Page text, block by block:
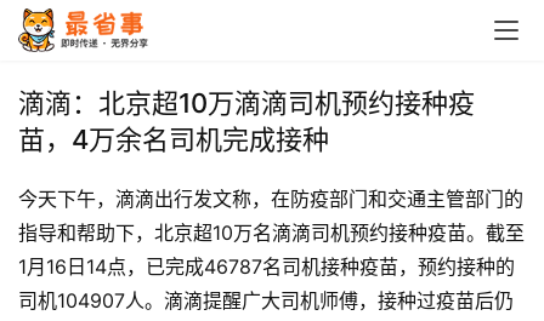
首
页
栏
专
题
滴滴：北京超10万滴滴司机预约接种疫
苗，4万余名司机完成接种
今天下午，滴滴出行发文称，在防疫部门和交通主管部门的
指导和帮助下，北京超10万名滴滴司机预约接种疫苗。截至
1月16日14点，已完成46787名司机接种疫苗，预约接种的
司机104907人。滴滴提醒广大司机师傅，接种过疫苗后仍